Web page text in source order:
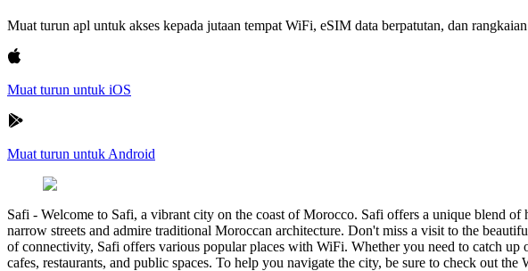
Muat turun apl untuk akses kepada jutaan tempat WiFi, eSIM data berpatutan, dan
Muat turun untuk iOS
Muat turun untuk Android
Safi - Welcome to Safi, a vibrant city on the coast of Morocco. Safi offers a unique blend
narrow streets and admire traditional Moroccan architecture. Don't miss a visit to the
of connectivity, Safi offers various popular places with WiFi. Whether you need to catch
cafes, restaurants, and public spaces. To help you navigate the city, be sure to check out